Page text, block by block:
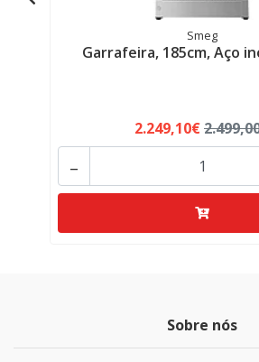
Smeg
Garrafeira, 185cm, Aço
2.249,10€
-
Sobre nós